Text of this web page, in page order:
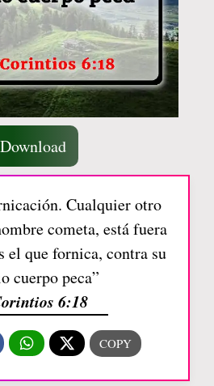
Download
Cualquier otro
cometa, está fuera
el que fornica, contra su
cuerpo peca”
6:18